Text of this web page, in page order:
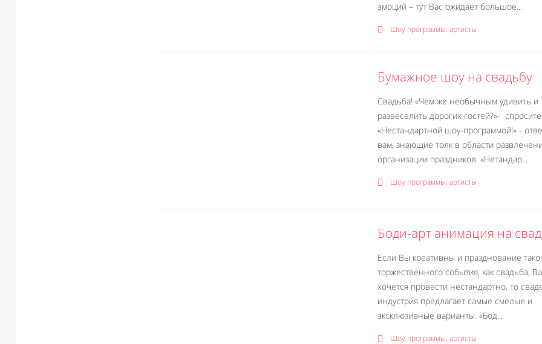
эмоций – тут Вас ожидает большое...
Шоу программы, артисты
Бумажное шоу на свадьбу
Свадьба! «Чем же необычным удивить и
развеселить дорогих гостей?»-
«Нестандартной шоу-программой!» -
вам, знающие толк в области
организации праздников. «Нетандар...
Шоу программы, артисты
Боди-арт анимация на
Если Вы креативны и празднование
торжественного события, как свадьба,
хочется провести нестандартно, то
индустрия предлагает самые смелые и
эксклюзивные варианты. «Бод...
Шоу программы, артисты